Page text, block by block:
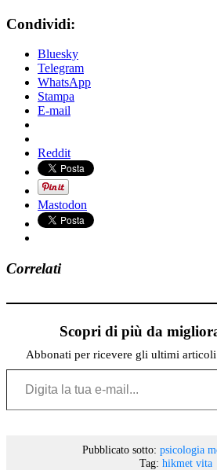
Condividi:
Bluesky
Telegram
WhatsApp
Stampa
E-mail
Reddit
Mastodon
Correlati
Scopri di più da
Abbonati per ricevere gli ultimi
Digita la tua e-mail...
Pubblicato sotto: psicologia
Tag: hikmet vita